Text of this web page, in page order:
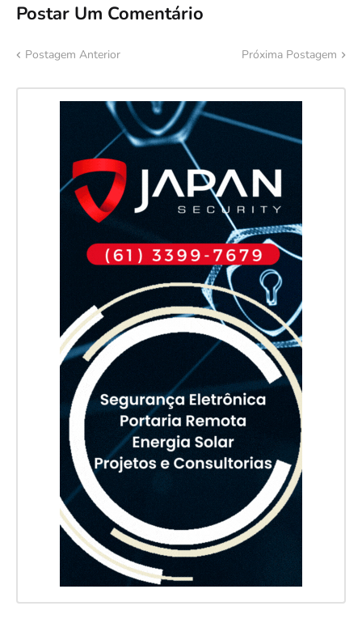
Postar Um Comentário
Postagem Anterior Próxima Postagem